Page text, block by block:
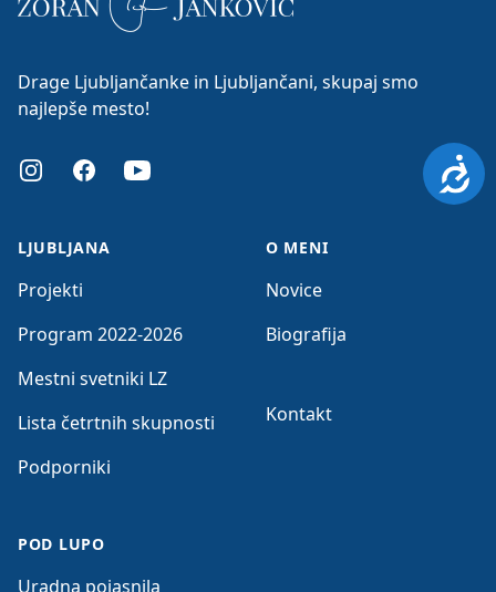
Drage Ljubljančanke in Ljubljančani, skupaj smo
najlepše mesto!
InstagramFacebookYoutube
LJUBLJANA
Projekti
Program 2022-2026
Mestni svetniki LZ
Lista četrtnih skupnosti
Podporniki
POD LUPO
Uradna pojasnila
O MENI
Novice
Biografija
Kontakt